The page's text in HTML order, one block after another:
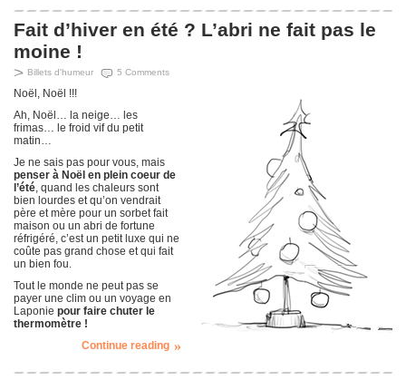
Fait d’hiver en été ? L’abri ne fait pas le
moine !
Billets d'humeur 5 Comments
Noël, Noël !!!
Ah, Noël… la neige… les
frimas… le froid vif du petit
matin…
Je ne sais pas pour vous, mais
penser à Noël en plein coeur de
l’été, quand les chaleurs sont
bien lourdes et qu’on vendrait
père et mère pour un sorbet fait
maison ou un abri de fortune
réfrigéré, c’est un petit luxe qui ne
coûte pas grand chose et qui fait
un bien fou.
Tout le monde ne peut pas se
payer une clim ou un voyage en
Laponie pour faire chuter le
thermomètre !
Continue reading